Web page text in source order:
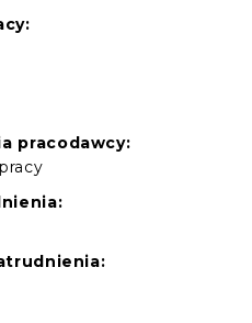
pracodawcy: